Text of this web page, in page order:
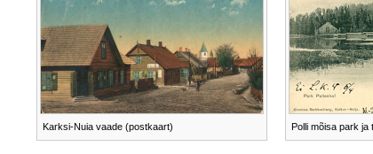
Karksi-Nuia vaade (postkaart) Polli mõisa park ja